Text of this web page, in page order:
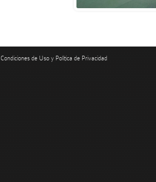
Condiciones de Uso y Política de Privacidad